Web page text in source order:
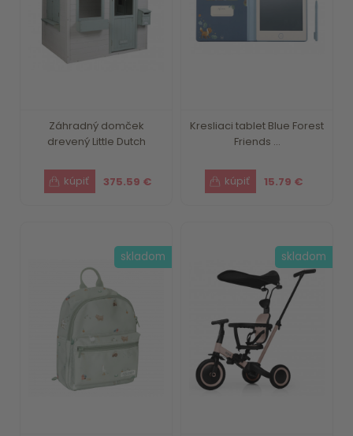
Záhradný domček
drevený Little Dutch
375.59 €
Kresliaci tablet Blue Forest
Friends ...
15.79 €
skladom skladom